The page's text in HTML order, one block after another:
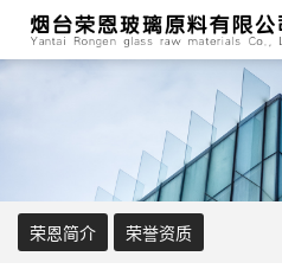
荣恩简介 荣誉资质